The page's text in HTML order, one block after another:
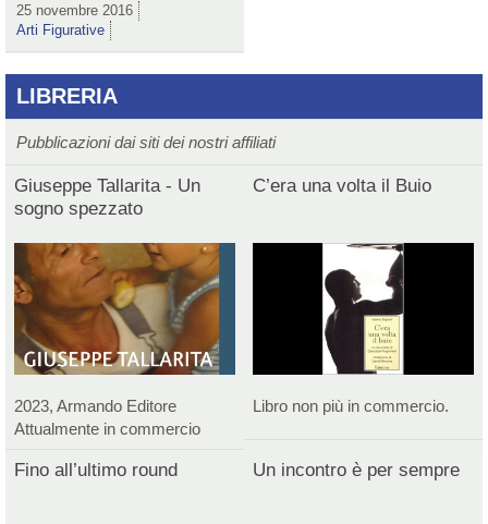
25 novembre 2016
Arti Figurative
LIBRERIA
Pubblicazioni dai siti dei nostri affiliati
Giuseppe Tallarita - Un
sogno spezzato
2023, Armando Editore
Attualmente in commercio
C’era una volta il Buio
Libro non più in commercio.
Fino all’ultimo round Un incontro è per sempre